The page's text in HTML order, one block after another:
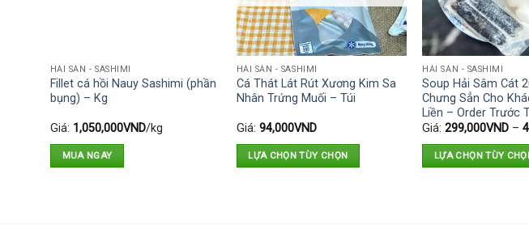
HẢI SẢN - SASHIMI
Fillet cá hồi Nauy Sashimi (phần
bụng) – Kg
Giá: 1,050,000VND/kg
MUA NGAY
HẢI SẢN - SASHIMI
Cá Thát Lát Rút Xương Kim Sa
Nhân Trứng Muối – Túi
Giá: 94,000VND
LỰA CHỌN TÙY CHỌN
HẢI SẢN - SASHIMI
Soup Hải Sâm Cát
Chưng Sẳn Cho
Liền – Order Trước
Giá: 299,000VND –
LỰA CHỌN TÙY